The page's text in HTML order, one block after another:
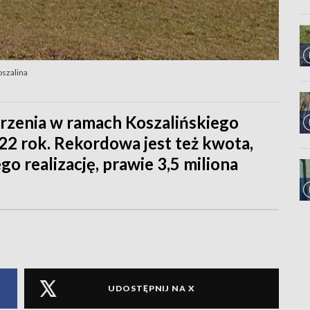
w ramach Koszalińskiego
rok. Rekordowa jest też kwota,
realizację, prawie 3,5 miliona
UDOSTĘPNIJ NA X